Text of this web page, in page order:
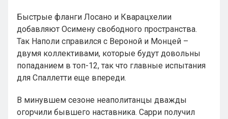
Быстрые фланги Лосано и Кварацхелии
добавляют Осимену свободного пространства.
Так Наполи справился с Вероной и Монцей –
двумя коллективами, которые будут довольны
попаданием в топ-12, так что главные испытания
для Спаллетти еще впереди.
В минувшем сезоне неаполитанцы дважды
огорчили бывшего наставника. Сарри получил